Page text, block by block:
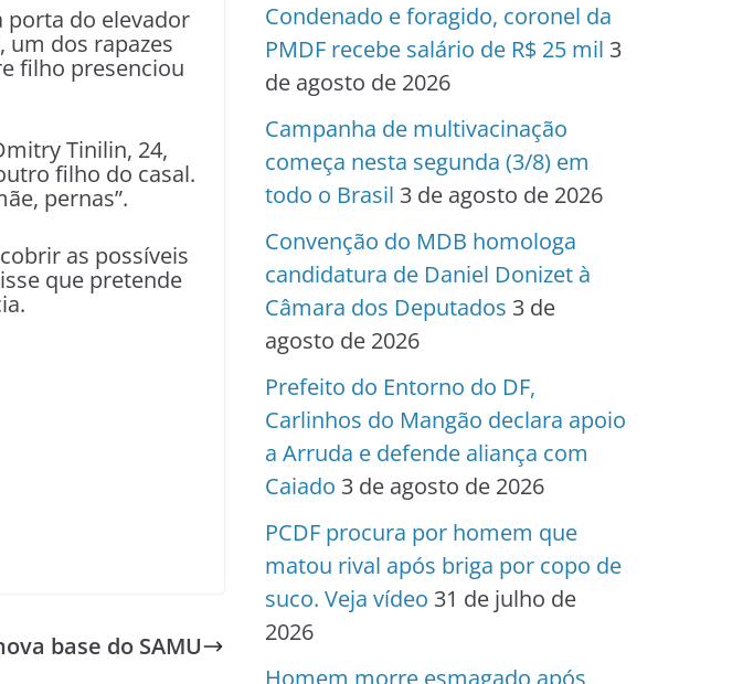
porta do elevador
um dos rapazes
filho presenciou
Tinilin, 24,
filho do casal.
pernas”.
as possíveis
que pretende
base do SAMU
Condenado e foragido, coronel da
PMDF recebe salário de R$ 25 mil 3
de agosto de 2026
Campanha de multivacinação
começa nesta segunda (3/8) em
todo o Brasil 3 de agosto de 2026
Convenção do MDB homologa
candidatura de Daniel Donizet à
Câmara dos Deputados 3 de
agosto de 2026
Prefeito do Entorno do DF,
Carlinhos do Mangão declara apoio
a Arruda e defende aliança com
Caiado 3 de agosto de 2026
PCDF procura por homem que
matou rival após briga por copo de
suco. Veja vídeo 31 de julho de
2026
Homem morre esmagado após